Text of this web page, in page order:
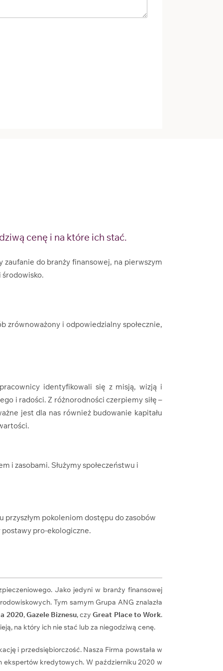
cenę i na które ich stać.
zaufanie do branży finansowej, na pierwszym
środowisko.
i odpowiedzialny społecznie,
identyfikowali się z misją, wizją i
i radości. Z różnorodności czerpiemy siłę –
jest dla nas również budowanie kapitału
i zasobami. Służymy społeczeństwu i
pokoleniom dostępu do zasobów
postawy pro-ekologiczne.
Jako jedyni w branży finansowej
Tym samym Grupa ANG znalazła
2020,Gazele Biznesu, czyGreat Place to Work.
na który ich nie stać lub za niegodziwą cenę.
i przedsiębiorczość. Nasza Firma powstała w
ekspertów kredytowych. W październiku 2020 w